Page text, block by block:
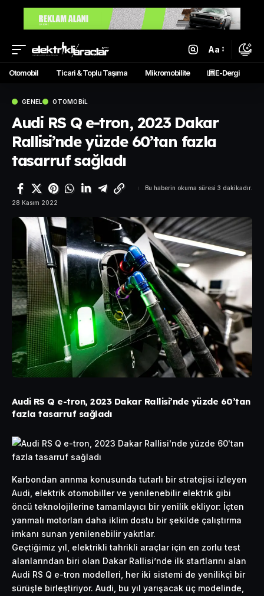
Aa
Otomobil Ticari & Toplu Taşıma Mikromobilite E-Dergi
GENEL OTOMOBIL
Audi RS Q e-tron, 2023 Dakar
Rallisi’nde yüzde 60’tan fazla
tasarruf sağladı
28 Kasım 2022
Bu haberin okuma süresi 3 dakikadır.
Audi RS Q e-tron, 2023 Dakar Rallisi’nde yüzde 60’tan
fazla tasarruf sağladı
Karbondan arınma konusunda tutarlı bir stratejisi izleyen
Audi, elektrik otomobiller ve yenilenebilir elektrik gibi
öncü teknolojilerine tamamlayıcı bir yenilik ekliyor: İçten
yanmalı motorları daha iklim dostu bir şekilde çalıştırma
imkanı sunan yenilenebilir yakıtlar.
Geçtiğimiz yıl, elektrikli tahrikli araçlar için en zorlu test
alanlarından biri olan Dakar Rallisi’nde ilk startlarını alan
Audi RS Q e-tron modelleri, her iki sistemi de yenilikçi bir
sürüşle birleştiriyor. Audi, bu yıl yarışacak üç modelinde,